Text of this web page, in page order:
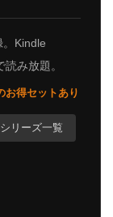
Kindle
み放題。
お得セットあり
シリーズ一覧